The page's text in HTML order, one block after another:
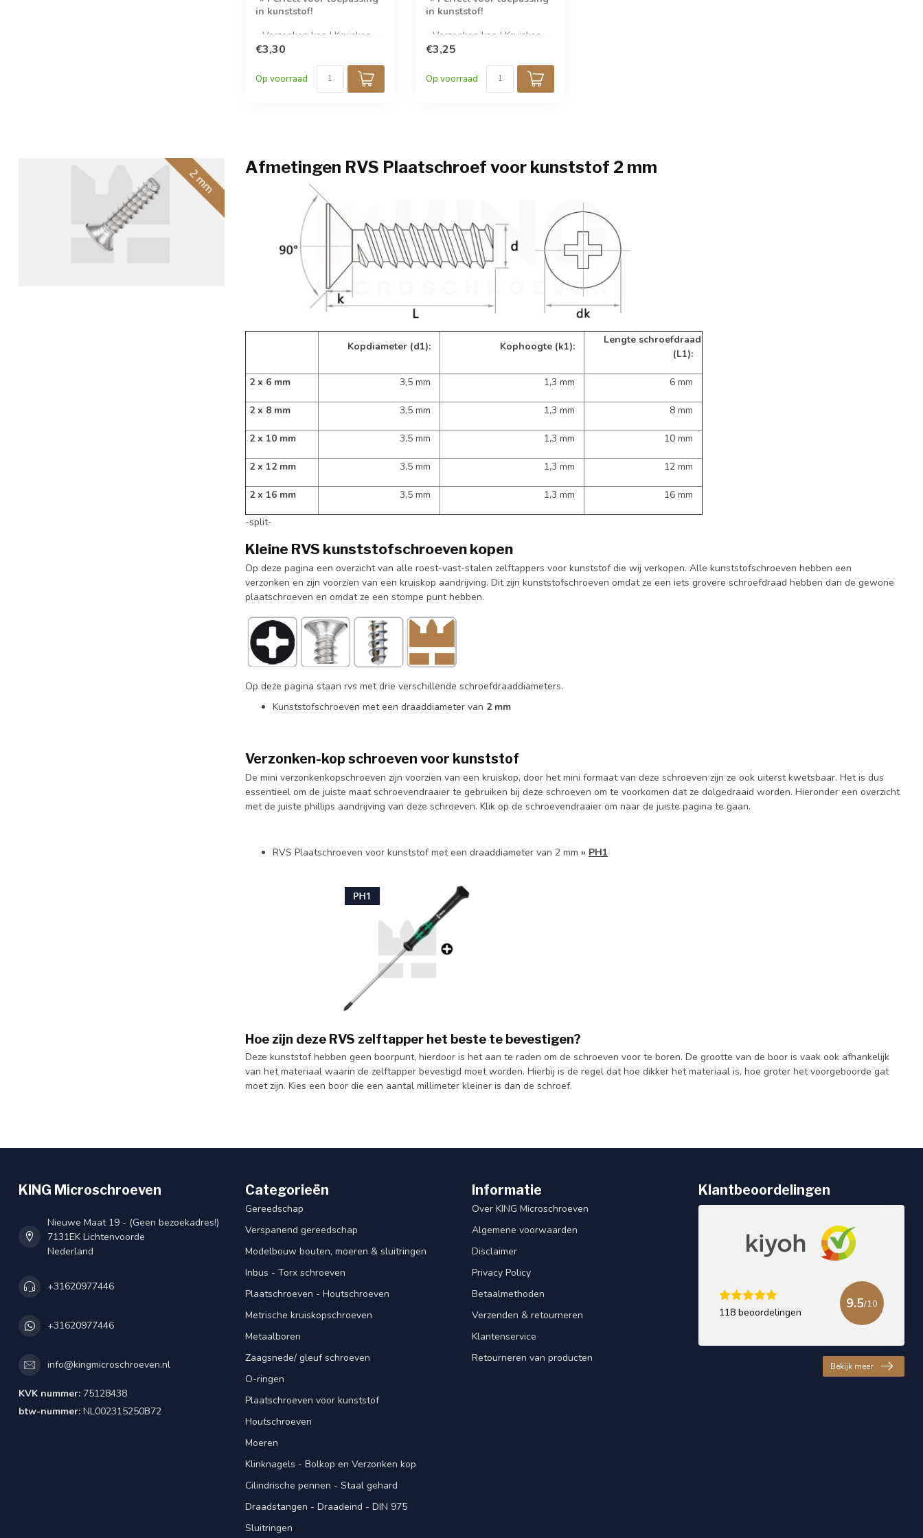
in kunststof!
» Verzonken kop | Kruiskop- »
RVS A2- » 50 stuks per
€3,30
Op voorraad
in kunststof!
» Verzonken kop | Kruiskop- »
RVS A2- » 50 stuks per
€3,25
Op voorraad
Afmetingen RVS Plaatschroef voor kunststof 2 mm
Kopdiameter (d1): Kophoogte (k1):
Lengte schroefdraad
(L1):
2 x 6 mm 3,5 mm 1,3 mm 6 mm
2 x 8 mm 3,5 mm 1,3 mm 8 mm
2 x 10 mm 3,5 mm 1,3 mm 10 mm
2 x 12 mm 3,5 mm 1,3 mm 12 mm
2 x 16 mm 3,5 mm 1,3 mm 16 mm
-split-
Kleine RVS kunststofschroeven kopen
Op deze pagina een overzicht van alle roest-vast-stalen zelftappers voor kunststof die wij verkopen. Alle kunststofschroeven hebben een
verzonken en zijn voorzien van een kruiskop aandrijving. Dit zijn kunststofschroeven omdat ze een iets grovere schroefdraad hebben dan de gewone
plaatschroeven en omdat ze een stompe punt hebben.
Op deze pagina staan rvs met drie verschillende schroefdraaddiameters.
Kunststofschroeven met een draaddiameter van 2 mm
Verzonken-kop schroeven voor kunststof
De mini verzonkenkopschroeven zijn voorzien van een kruiskop, door het mini formaat van deze schroeven zijn ze ook uiterst kwetsbaar. Het is dus
essentieel om de juiste maat schroevendraaier te gebruiken bij deze schroeven om te voorkomen dat ze dolgedraaid worden. Hieronder een overzicht
met de juiste phillips aandrijving van deze schroeven. Klik op de schroevendraaier om naar de juiste pagina te gaan.
RVS Plaatschroeven voor kunststof met een draaddiameter van 2 mm » PH1
Hoe zijn deze RVS zelftapper het beste te bevestigen?
Deze kunststof hebben geen boorpunt, hierdoor is het aan te raden om de schroeven voor te boren. De grootte van de boor is vaak ook afhankelijk
van het materiaal waarin de zelftapper bevestigd moet worden. Hierbij is de regel dat hoe dikker het materiaal is, hoe groter het voorgeboorde gat
moet zijn. Kies een boor die een aantal millimeter kleiner is dan de schroef.
KING Microschroeven
Nieuwe Maat 19 - (Geen bezoekadres!)
7131EK Lichtenvoorde
Nederland
+31620977446
+31620977446
info@kingmicroschroeven.nl
KVK nummer: 75128438
btw-nummer: NL002315250B72
Categorieën
Gereedschap
Verspanend gereedschap
Modelbouw bouten, moeren & sluitringen
Inbus - Torx schroeven
Plaatschroeven - Houtschroeven
Metrische kruiskopschroeven
Metaalboren
Zaagsnede/ gleuf schroeven
O-ringen
Plaatschroeven voor kunststof
Houtschroeven
Moeren
Klinknagels - Bolkop en Verzonken kop
Cilindrische pennen - Staal gehard
Draadstangen - Draadeind - DIN 975
Sluitringen
Informatie
Over KING Microschroeven
Algemene voorwaarden
Disclaimer
Privacy Policy
Betaalmethoden
Verzenden & retourneren
Klantenservice
Retourneren van producten
Klantbeoordelingen
118 beoordelingen
9.5/10
Bekijk meer